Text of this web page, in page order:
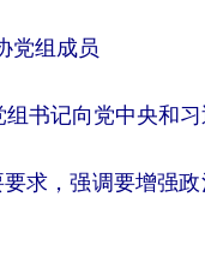
党组成员
书记向党中央和
求，强调要增强